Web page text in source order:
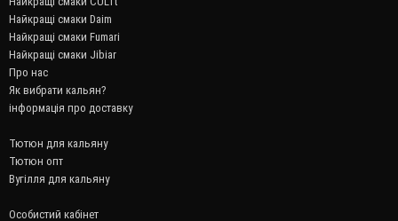
Найкращі смаки Daim
Найкращі смаки Fumari
Найкращі смаки Jibiar
Про нас
Як вибрати кальян?
інформація про доставку
Тютюн для кальяну
Тютюн опт
Вугілля для кальяну
Особистий кабінет